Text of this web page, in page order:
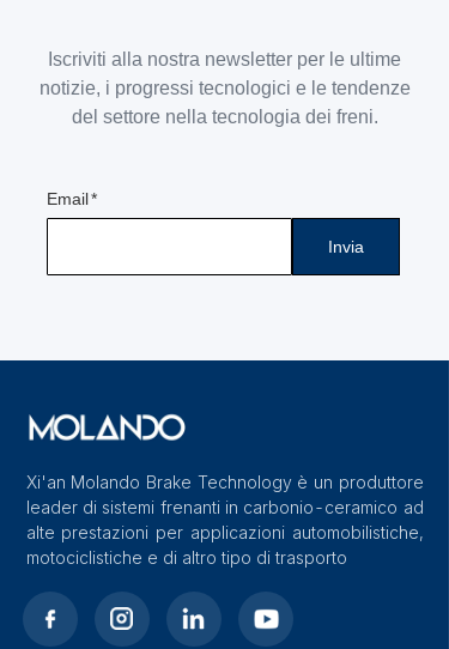
Iscriviti alla nostra newsletter per le ultime
notizie, i progressi tecnologici e le tendenze
del settore nella tecnologia dei freni.
Email
Invia
Xi'an Molando Brake Technology è un produttore
leader di sistemi frenanti in carbonio-ceramico ad
alte prestazioni per applicazioni automobilistiche,
motociclistiche e di altro tipo di trasporto